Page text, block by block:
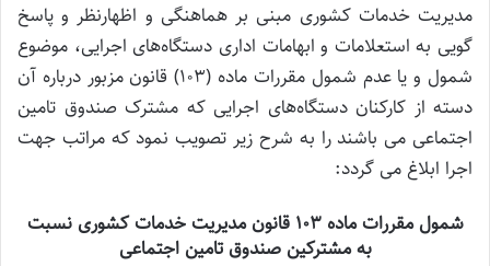
مدیریت خدمات کشوری مبنی بر هماهنگی و اظهارنظر و پاسخ
گویی به استعلامات و ابهامات اداری دستگاه‌های اجرایی، موضوع
شمول و یا عدم شمول مقررات ماده (۱۰۳) قانون مزبور درباره آن
دسته از کارکنان دستگاه‌های اجرایی که مشترک صندوق تامین
اجتماعی می باشند را به شرح زیر تصویب نمود که مراتب جهت
اجرا ابلاغ می گردد:
شمول مقررات ماده ۱۰۳ قانون مدیریت خدمات کشوری نسبت
به مشترکین صندوق تامین اجتماعی